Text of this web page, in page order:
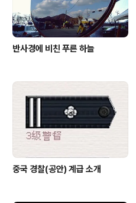
반사경에 비친 푸른 하늘
중국 경찰(공안) 계급 소개